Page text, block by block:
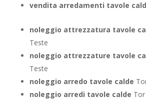
vendita arredamenti tavole
noleggio attrezzatura tavole
Teste
noleggio attrezzature tavole
Teste
noleggio arredo tavole calde
noleggio arredi tavole calde